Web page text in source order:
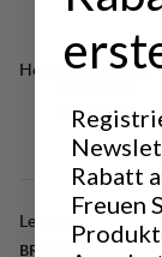
Hervorragend für
TREKKING
Leistung
BREATHABILITY
Rabatt
Freuen